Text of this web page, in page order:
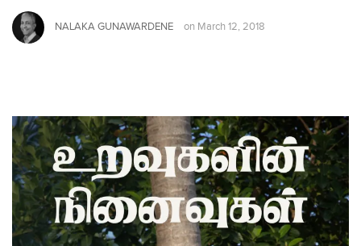
NALAKA GUNAWARDENE on March 12, 2018